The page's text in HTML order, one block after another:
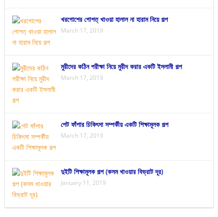
খরগোশের গোশত্ খাওয়া হালাল না হারাম নিয়ে গল্প
March 17, 2019
মুরীদের কঠিন পরীক্ষা নিয়ে মুরীদ করার একটি ইসলামী গল্প
March 17, 2019
পেট ফাঁপার চিকিৎসা সম্পর্কীয় একটি শিক্ষামূলক গল্প
March 17, 2019
দুইটি শিক্ষামূলক গল্প (কসম খাওয়ার বিভ্রাট দূর)
January 11, 2019